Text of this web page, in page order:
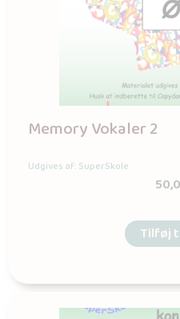
Memory Vokaler 2
Udgives af: SuperSkole
Tilføj